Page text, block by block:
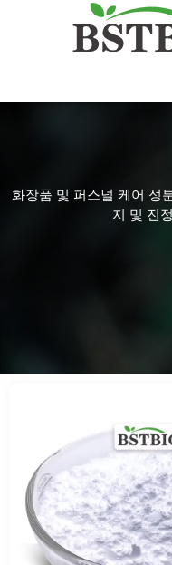
화장품 및 퍼스널 케어 성
지 및 진